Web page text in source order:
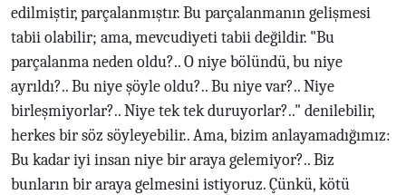
edilmiştir, parçalanmıştır. Bu parçalanmanın gelişmesi
tabii olabilir; ama, mevcudiyeti tabii değildir. "Bu
parçalanma neden oldu?.. O niye bölündü, bu niye
ayrıldı?.. Bu niye şöyle oldu?.. Bu niye var?.. Niye
birleşmiyorlar?.. Niye tek tek duruyorlar?.." denilebilir,
herkes bir söz söyleyebilir.. Ama, bizim anlayamadığımız:
Bu kadar iyi insan niye bir araya gelemiyor?.. Biz
bunların bir araya gelmesini istiyoruz. Çünkü, kötü